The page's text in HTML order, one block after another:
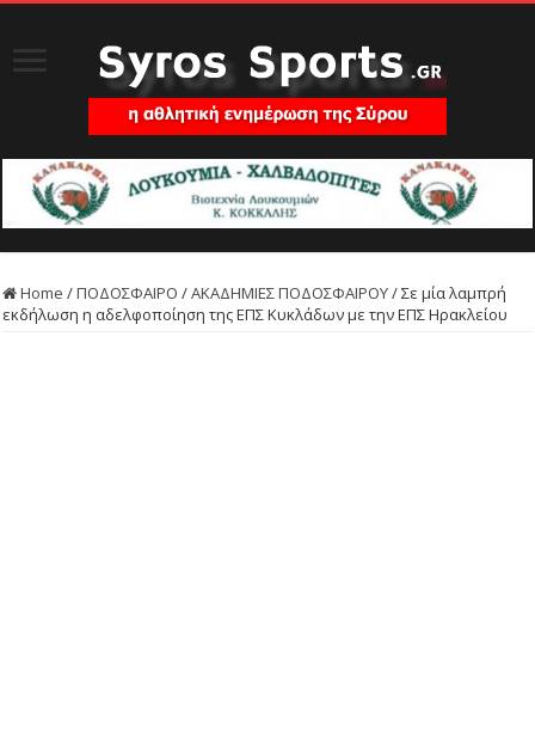
Home /ΠΟΔΟΣΦΑΙΡΟ /ΑΚΑΔΗΜΙΕΣ ΠΟΔΟΣΦΑΙΡΟΥ/Σε μία λαμπρή
εκδήλωση η αδελφοποίηση της ΕΠΣ Κυκλάδων με την ΕΠΣ Ηρακλείου